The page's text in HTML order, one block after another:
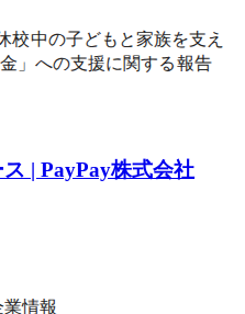
| PayPay株式会社